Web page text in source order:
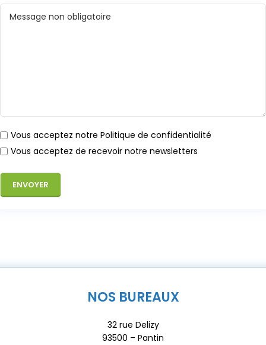
Vous acceptez notre Politique de confidentialité
Vous acceptez de recevoir notre newsletters
NOS BUREAUX
32 rue Delizy
93500 – Pantin